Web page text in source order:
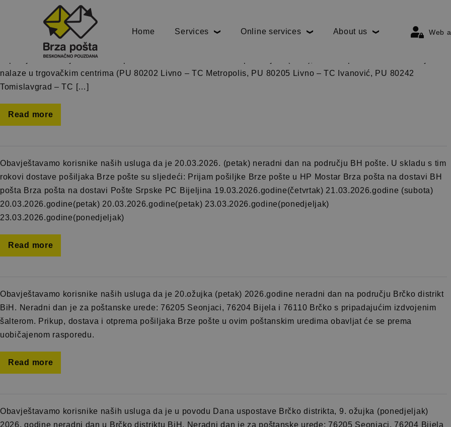
Home Services Online services About us Web
Kategorija:
Obavještavamo korisnike naših usluga da je 26. ožujka 2026. godine (četvrtak) neradni dan u Hercegbosanskoj
županiji. Neradni je dan za sve poštanske urede u Poslovnom području 3 (HBŽ), osim za poštanske urede koji se
nalaze u trgovačkim centrima (PU 80202 Livno – TC Metropolis, PU 80205 Livno – TC Ivanović, PU 80242
Tomislavgrad – TC […]
Read more
Obavještavamo korisnike naših usluga da je 20.03.2026. (petak) neradni dan na području BH pošte. U skladu s tim
rokovi dostave pošiljaka Brze pošte su sljedeći: Prijam pošiljke Brze pošte u HP Mostar Brza pošta na dostavi BH
pošta Brza pošta na dostavi Pošte Srpske PC Bijeljina 19.03.2026.godine(četvrtak) 21.03.2026.godine (subota)
20.03.2026.godine(petak) 20.03.2026.godine(petak) 23.03.2026.godine(ponedjeljak)
23.03.2026.godine(ponedjeljak)
Read more
Obavještavamo korisnike naših usluga da je 20.ožujka (petak) 2026.godine neradni dan na području Brčko distrikt
BiH. Neradni dan je za poštanske urede: 76205 Seonjaci, 76204 Bijela i 76110 Brčko s pripadajućim izdvojenim
šalterom. Prikup, dostava i otprema pošiljaka Brze pošte u ovim poštanskim uredima obavljat će se prema
uobičajenom rasporedu.
Read more
Obavještavamo korisnike naših usluga da je u povodu Dana uspostave Brčko distrikta, 9. ožujka (ponedjeljak)
2026. godine neradni dan u Brčko distriktu BiH. Neradni dan je za poštanske urede: 76205 Seonjaci, 76204 Bijela